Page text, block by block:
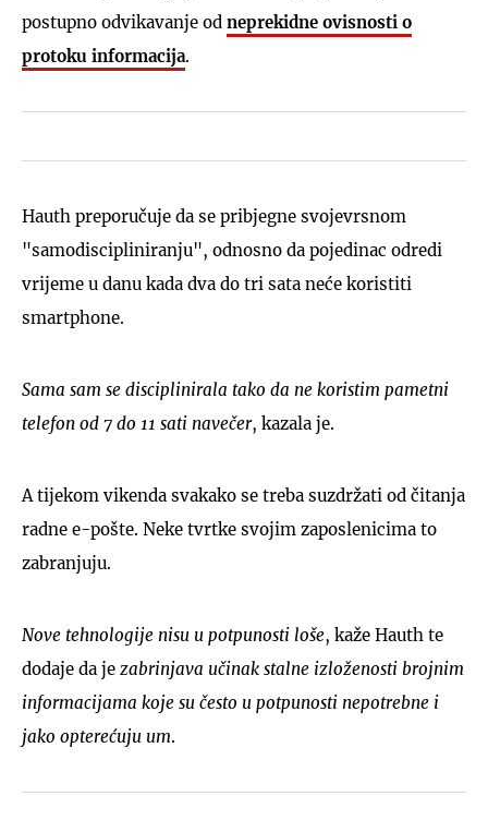
postupno odvikavanje od neprekidne ovisnosti o
protoku informacija.
Hauth preporučuje da se pribjegne svojevrsnom
"samodiscipliniranju", odnosno da pojedinac odredi
vrijeme u danu kada dva do tri sata neće koristiti
smartphone.
Sama sam se disciplinirala tako da ne koristim pametni
telefon od 7 do 11 sati navečer, kazala je.
A tijekom vikenda svakako se treba suzdržati od čitanja
radne e-pošte. Neke tvrtke svojim zaposlenicima to
zabranjuju.
Nove tehnologije nisu u potpunosti loše, kaže Hauth te
dodaje da je zabrinjava učinak stalne izloženosti brojnim
informacijama koje su često u potpunosti nepotrebne i
jako opterećuju um.